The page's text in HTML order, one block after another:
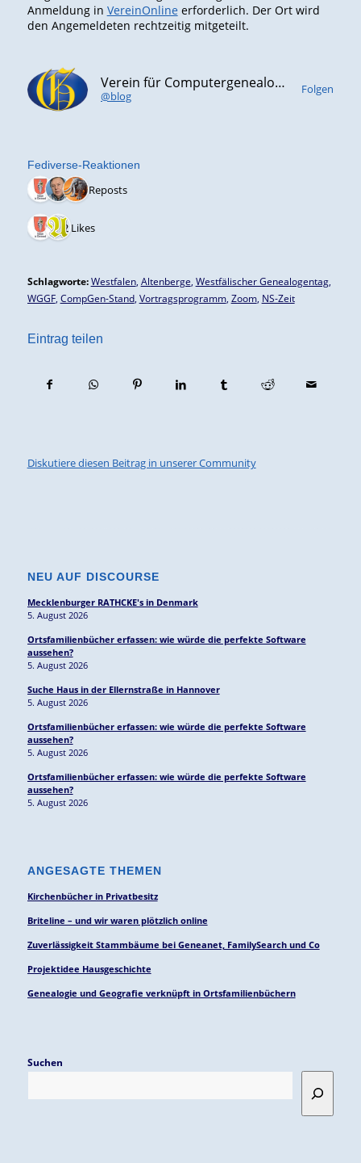
Anmeldung in VereinOnline erforderlich. Der Ort wird
den Angemeldeten rechtzeitig mitgeteilt.
Verein für Computergenealogie e.V. (CompGen)
@blog
Folgen
Fediverse-Reaktionen
3 Reposts
2 Likes
Schlagworte: Westfalen, Altenberge Westfälischer Genealogentag,
WGGF, CompGen-Stand, Vortragsprogramm, Zoom, NS-Zeit
Eintrag teilen
Diskutiere diesen Beitrag in unserer Community
NEU AUF DISCOURSE
Mecklenburger RATHCKE's in Denmark
5. August 2026
Ortsfamilienbücher erfassen: wie würde die perfekte Software
aussehen?
5. August 2026
Suche Haus in der Ellernstraße in Hannover
5. August 2026
Ortsfamilienbücher erfassen: wie würde die perfekte Software
aussehen?
5. August 2026
Ortsfamilienbücher erfassen: wie würde die perfekte Software
aussehen?
5. August 2026
ANGESAGTE THEMEN
Kirchenbücher in Privatbesitz
Briteline – und wir waren plötzlich online
Zuverlässigkeit Stammbäume bei Geneanet, FamilySearch und Co
Projektidee Hausgeschichte
Genealogie und Geografie verknüpft in Ortsfamilienbüchern
Suchen